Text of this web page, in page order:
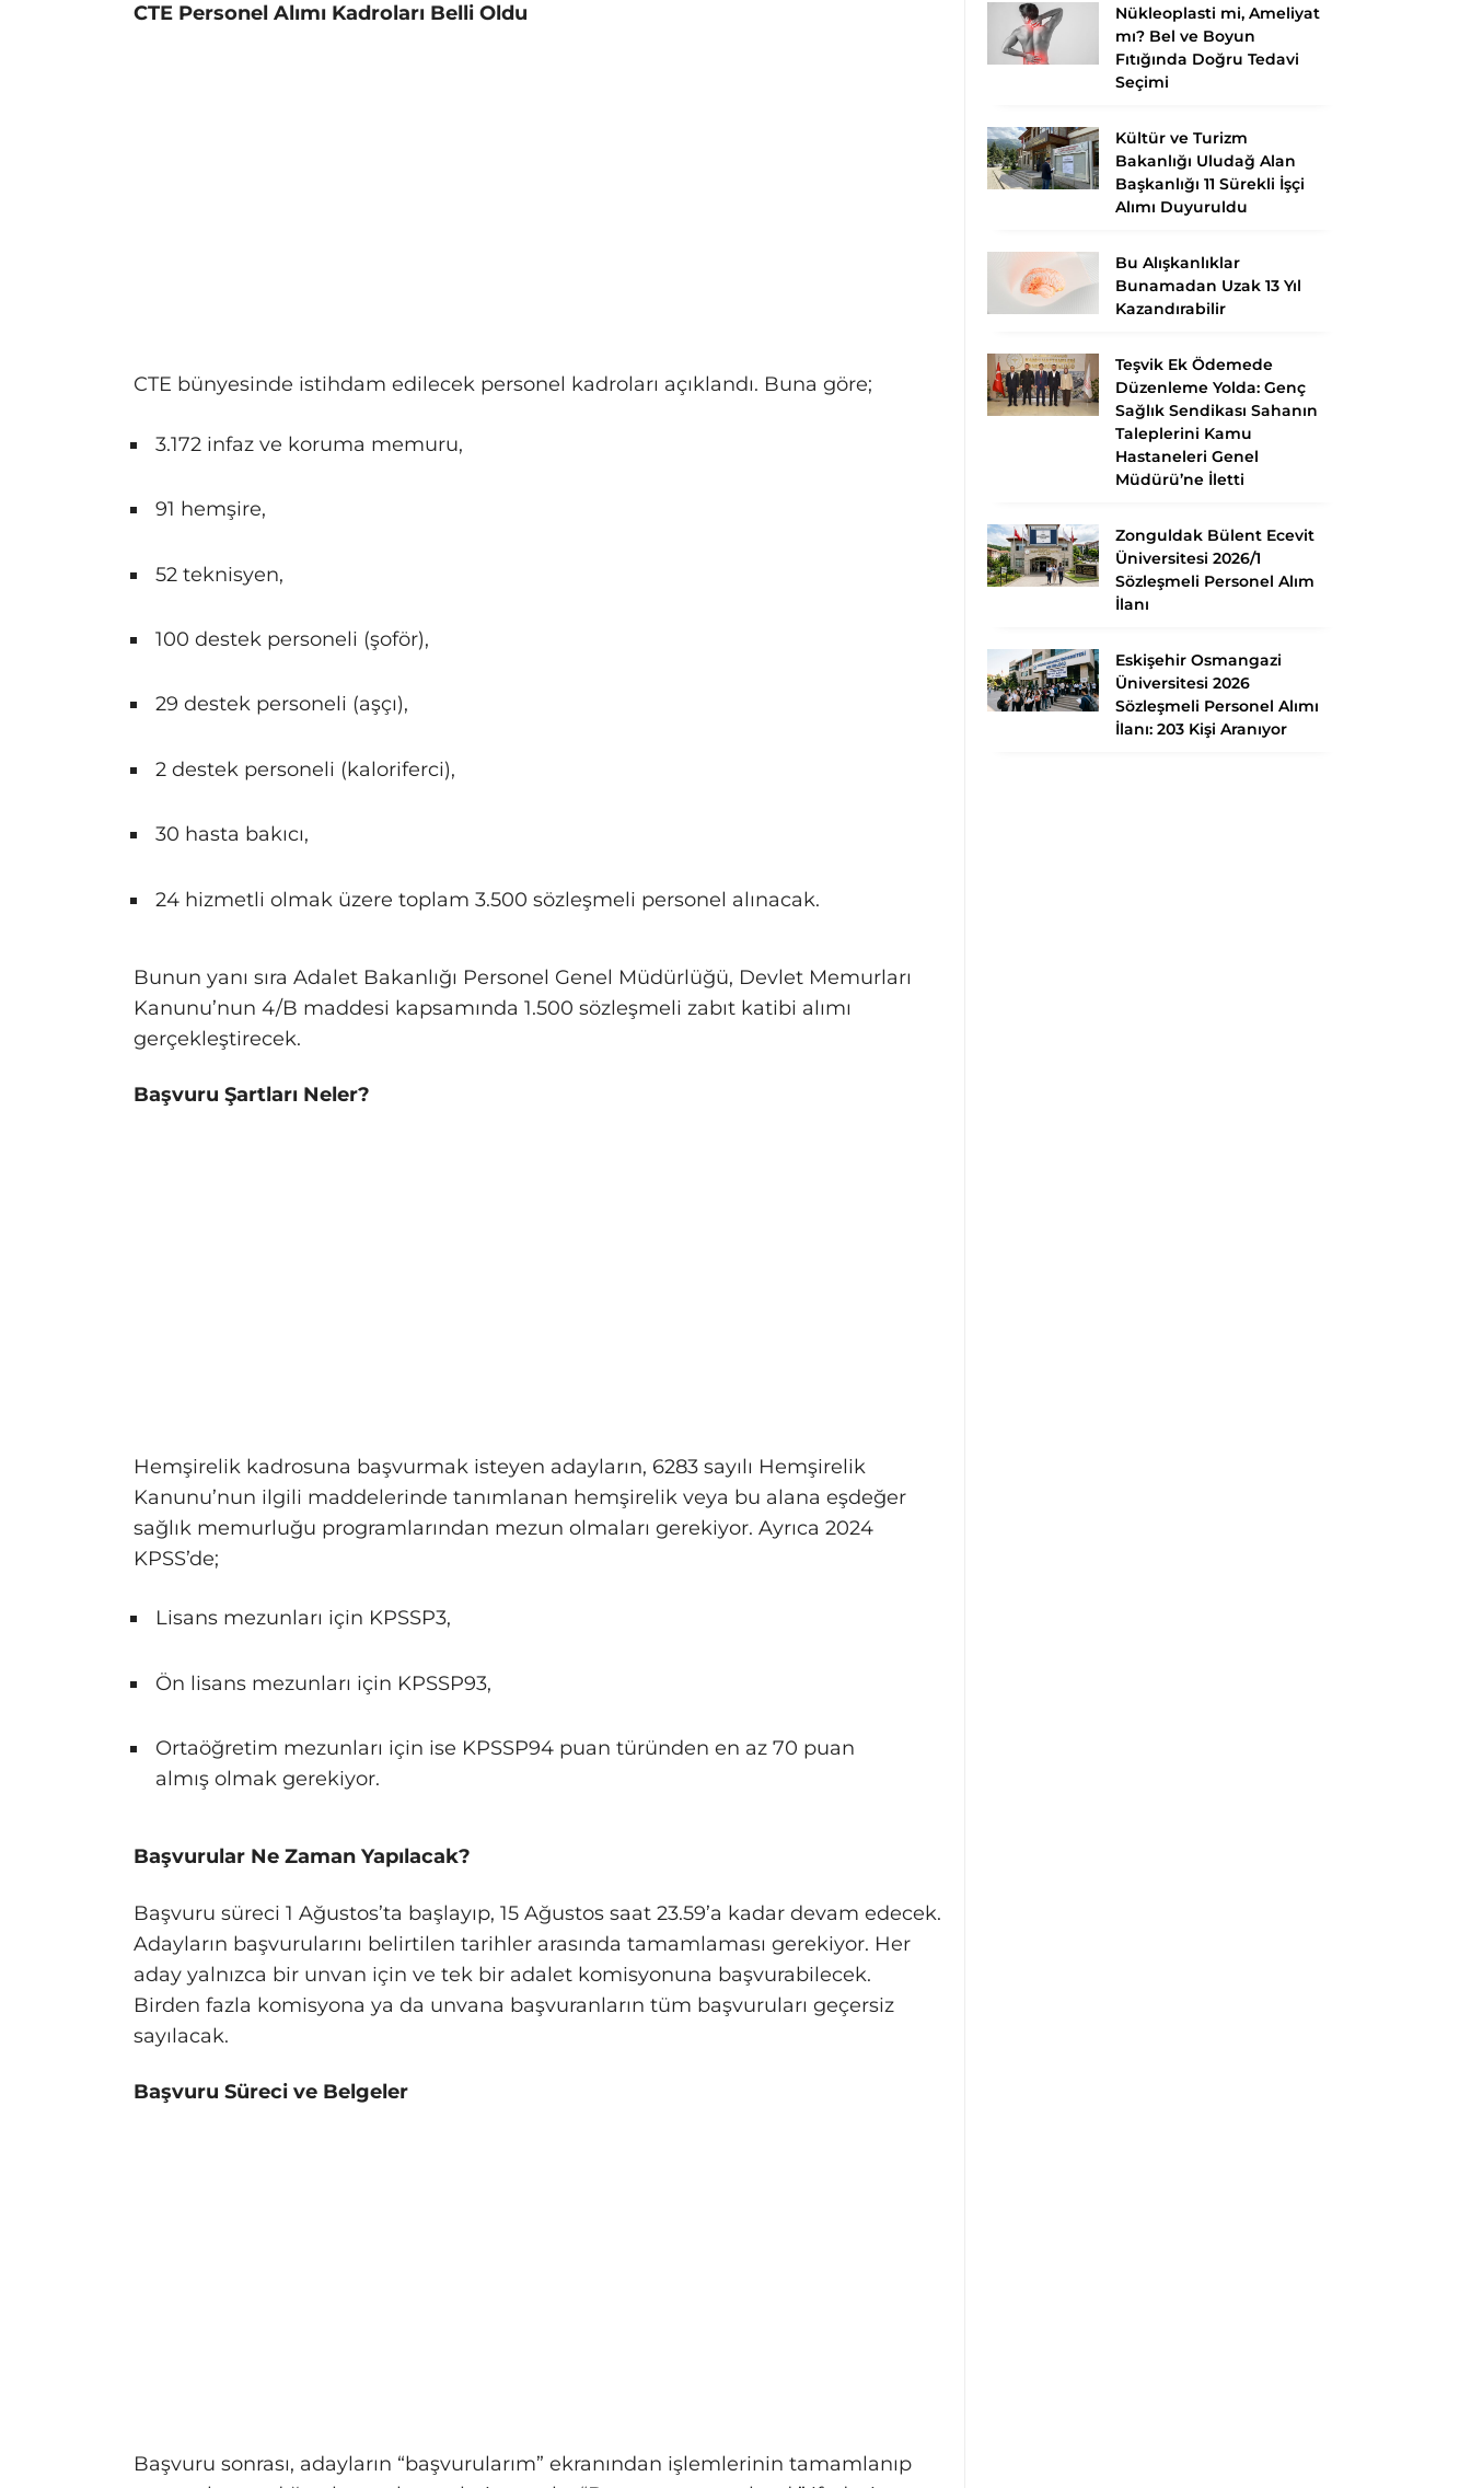
CTE Personel Alımı Kadroları Belli Oldu
CTE bünyesinde istihdam edilecek personel kadroları açıklandı. Buna göre;
3.172 infaz ve koruma memuru,
91 hemşire,
52 teknisyen,
100 destek personeli (şoför),
29 destek personeli (aşçı),
2 destek personeli (kaloriferci),
30 hasta bakıcı,
24 hizmetli olmak üzere toplam 3.500 sözleşmeli personel alınacak.
Bunun yanı sıra Adalet Bakanlığı Personel Genel Müdürlüğü, Devlet Memurları
Kanunu’nun 4/B maddesi kapsamında 1.500 sözleşmeli zabıt katibi alımı
gerçekleştirecek.
Başvuru Şartları Neler?
Hemşirelik kadrosuna başvurmak isteyen adayların, 6283 sayılı Hemşirelik
Kanunu’nun ilgili maddelerinde tanımlanan hemşirelik veya bu alana eşdeğer
sağlık memurluğu programlarından mezun olmaları gerekiyor. Ayrıca 2024
KPSS’de;
Lisans mezunları için KPSSP3,
Ön lisans mezunları için KPSSP93,
Ortaöğretim mezunları için ise KPSSP94 puan türünden en az 70 puan
almış olmak gerekiyor.
Başvurular Ne Zaman Yapılacak?
Başvuru süreci 1 Ağustos’ta başlayıp, 15 Ağustos saat 23.59’a kadar devam edecek.
Adayların başvurularını belirtilen tarihler arasında tamamlaması gerekiyor. Her
aday yalnızca bir unvan için ve tek bir adalet komisyonuna başvurabilecek.
Birden fazla komisyona ya da unvana başvuranların tüm başvuruları geçersiz
sayılacak.
Başvuru Süreci ve Belgeler
Başvuru sonrası, adayların “başvurularım” ekranından işlemlerinin tamamlanıp
Nükleoplasti mi, Ameliyat
mı? Bel ve Boyun
Fıtığında Doğru Tedavi
Seçimi
Kültür ve Turizm
Bakanlığı Uludağ Alan
Başkanlığı 11 Sürekli İşçi
Alımı Duyuruldu
Bu Alışkanlıklar
Bunamadan Uzak 13 Yıl
Kazandırabilir
Teşvik Ek Ödemede
Düzenleme Yolda: Genç
Sağlık Sendikası Sahanın
Taleplerini Kamu
Hastaneleri Genel
Müdürü’ne İletti
Zonguldak Bülent Ecevit
Üniversitesi 2026/1
Sözleşmeli Personel Alım
İlanı
Eskişehir Osmangazi
Üniversitesi 2026
Sözleşmeli Personel Alımı
İlanı: 203 Kişi Aranıyor